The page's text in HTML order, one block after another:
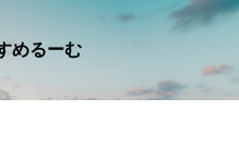
めるーむ